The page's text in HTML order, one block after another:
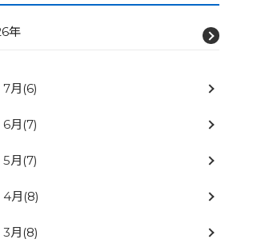
年
7月 (6)
6月 (7)
5月 (7)
4月 (8)
3月 (8)